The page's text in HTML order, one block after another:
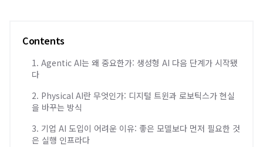
Contents
1. Agentic AI는 왜 중요한가: 생성형 AI 다음 단계가 시작됐
다
2. Physical AI란 무엇인가: 디지털 트윈과 로보틱스가 현실
을 바꾸는 방식
3. 기업 AI 도입이 어려운 이유: 좋은 모델보다 먼저 필요한 것
은 실행 인프라다